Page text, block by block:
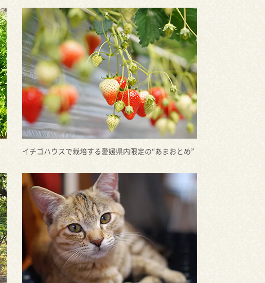
イチゴハウスで栽培する愛媛県内限定の“あまおとめ”